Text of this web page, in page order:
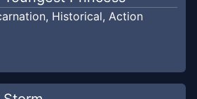
, Historical, Action